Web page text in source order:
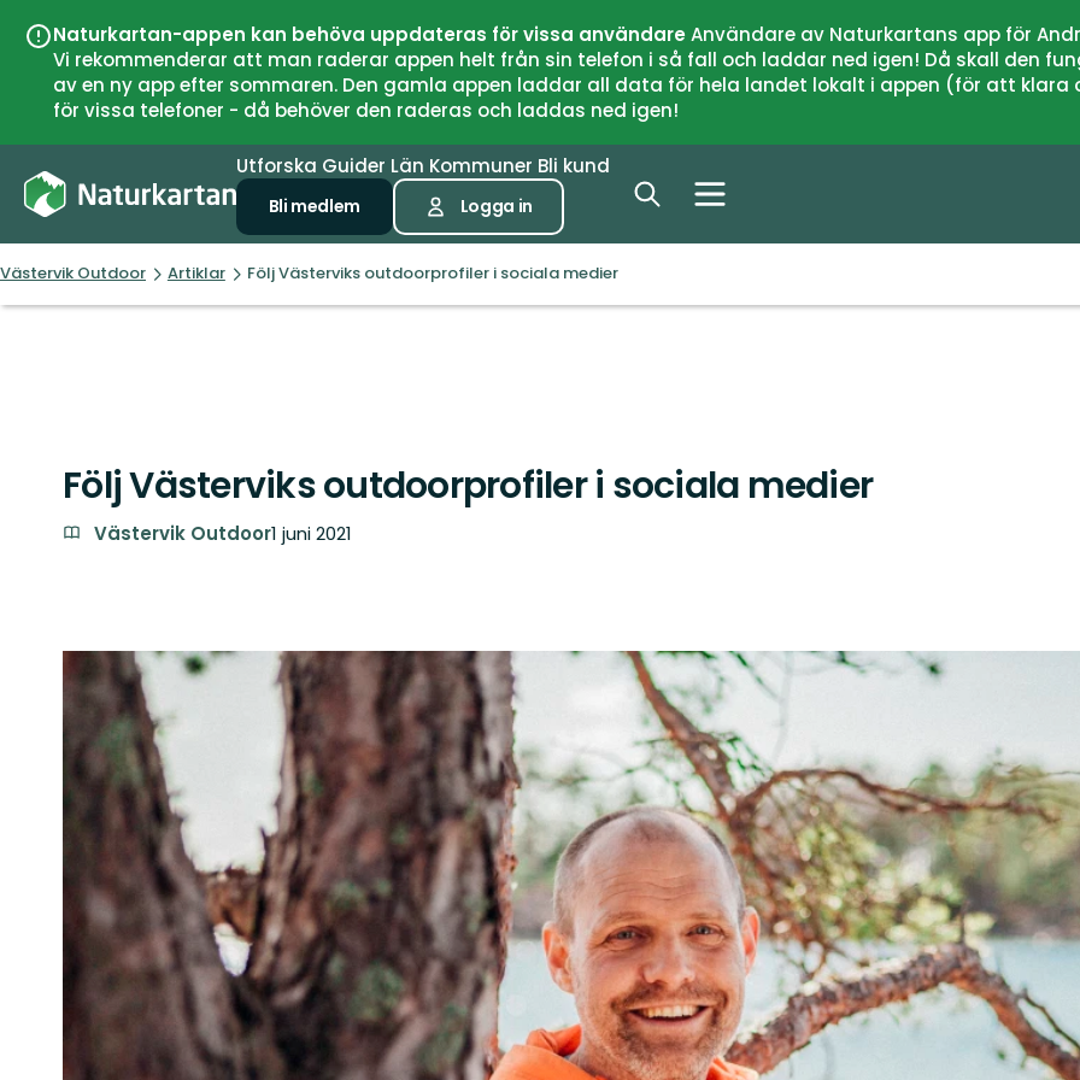
Naturkartan-appen kan behöva uppdateras för vissa användareAnvändare av Naturkartans app för
Vi rekommenderar att man raderar appen helt från sin telefon i så fall och laddar ned igen! Då skall den
av en ny app efter sommaren. Den gamla appen laddar all data för hela landet lokalt i appen (för att
för vissa telefoner - då behöver den raderas och laddas ned igen!
Utforska Guider Län Kommuner Bli kund
Bli medlem Logga in
Västervik Outdoor Artiklar Följ Västerviks outdoorprofiler i sociala medier
Följ Västerviks outdoorprofiler i sociala medier
Västervik Outdoor1 juni 2021
Bilder